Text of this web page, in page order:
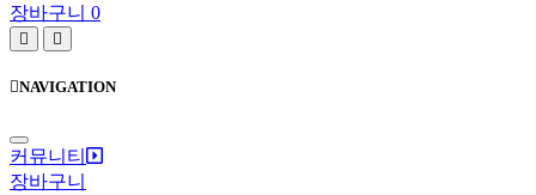
장바구니 0
검
버
메
버
NAVIGATION
커뮤니티
장바구니